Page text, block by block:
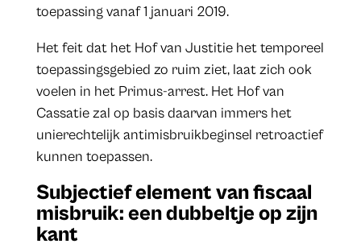
toepassing vanaf 1 januari 2019.
Het feit dat het Hof van Justitie het temporeel
toepassingsgebied zo ruim ziet, laat zich ook
voelen in het Primus-arrest. Het Hof van
Cassatie zal op basis daarvan immers het
unierechtelijk antimisbruikbeginsel retroactief
kunnen toepassen.
Subjectief element van fiscaal
misbruik: een dubbeltje op zijn
kant